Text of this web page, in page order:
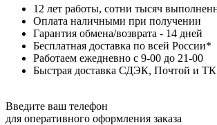
12 лет работы, сотни тысяч
Оплата наличными при получении
Гарантия обмена/возврата - 14 дней
Бесплатная доставка по всей России*
Работаем ежедневно с 9-00 до 21-00
Быстрая доставка СДЭК, Почтой и ТК
Введите ваш телефон
для оперативного оформления заказа